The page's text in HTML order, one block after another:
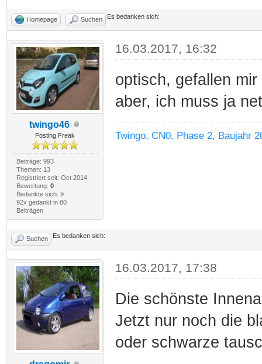
Homepage Suchen Es bedanken sich:
twingo46
Posting Freak
Beiträge: 993
Themen: 13
Registriert seit: Oct 2014
Bewertung: 0
Bedankte sich: 9
92x gedankt in 80
Beiträgen
16.03.2017, 16:32
optisch, gefallen
aber, ich muss ja
Twingo, CN0, Phase 2, Baujahr
Suchen Es bedanken sich:
16.03.2017, 17:38
Die schönste
Jetzt nur noch die
oder schwarze